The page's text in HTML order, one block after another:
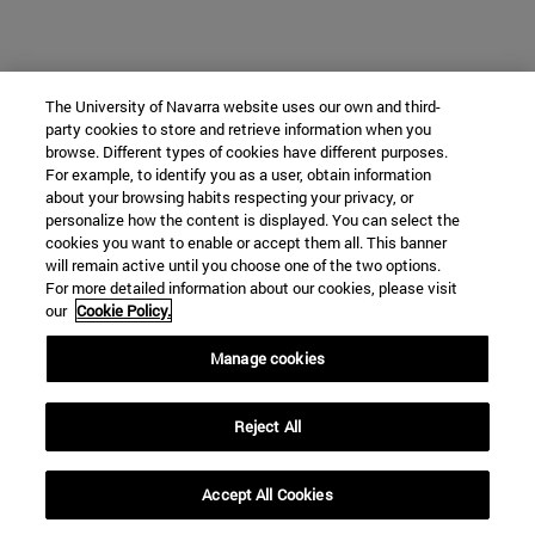
The University of Navarra website uses our own and third-
party cookies to store and retrieve information when you
browse. Different types of cookies have different purposes.
For example, to identify you as a user, obtain information
about your browsing habits respecting your privacy, or
personalize how the content is displayed. You can select the
cookies you want to enable or accept them all. This banner
will remain active until you choose one of the two options.
For more detailed information about our cookies, please visit
our Cookie Policy.
Manage cookies
Reject All
Accept All Cookies